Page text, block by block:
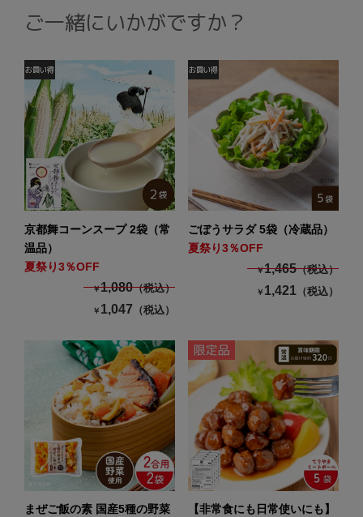
ご一緒にいかがですか？
京都舞コーンスープ 2袋（常
温品）
夏祭り3％OFF
￥1,080（税込）
￥ 1,047 （税込）
ごぼうサラダ 5袋（冷蔵品）
夏祭り3％OFF
￥1,465（税込）
￥ 1,421 （税込）
まぜご飯の素 国産5種の野菜
【非常食にも日常使いにも】